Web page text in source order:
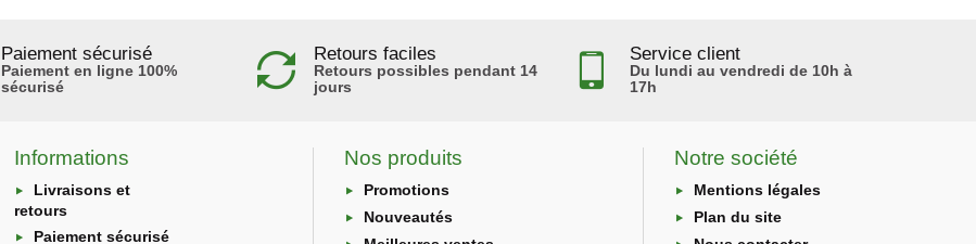
Paiement sécurisé
Paiement en ligne 100%
sécurisé
Retours faciles
Retours possibles pendant 14
jours
Service client
Du lundi au vendredi de 10h à
17h
Informations
Livraisons et
retours
Paiement sécurisé
Nos produits
Promotions
Nouveautés
Notre société
Mentions légales
Plan du site